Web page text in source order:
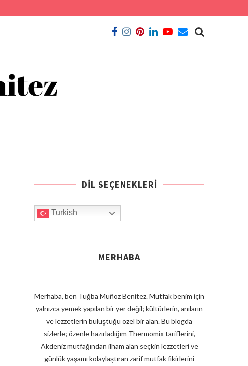
DIL SEÇENEKLERI
Turkish
MERHABA
Merhaba, ben Tuğba Muñoz Benitez. Mutfak benim için
yalnızca yemek yapılan bir yer değil; kültürlerin, anıların
ve lezzetlerin buluştuğu özel bir alan. Bu blogda
sizlerle; özenle hazırladığım Thermomix tariflerini,
Akdeniz mutfağından ilham alan seçkin lezzetleri ve
günlük yaşamı kolaylaştıran zarif mutfak fikirlerini